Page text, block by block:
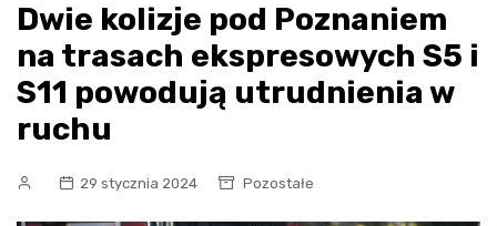
Dwie kolizje pod Poznaniem
na trasach ekspresowych S5 i
S11 powodują utrudnienia w
ruchu
29 stycznia 2024 Pozostałe